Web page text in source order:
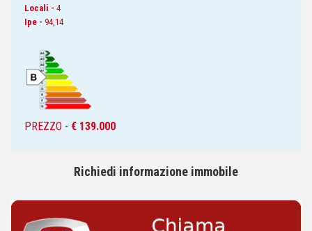
Locali - 4
Ipe - 94,14
PREZZO - € 139.000
Richiedi informazione immobile